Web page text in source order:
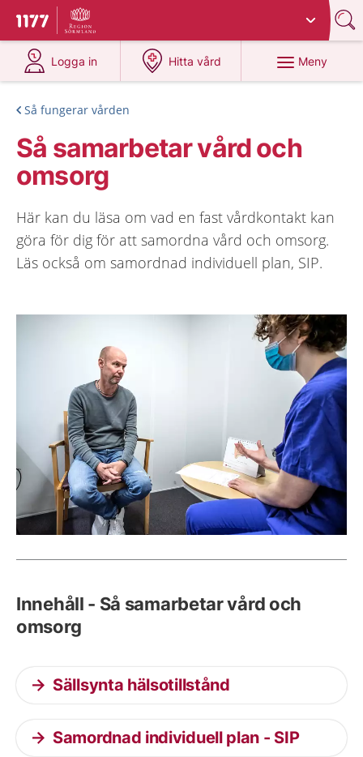
Till startsidan för 1177
Du har valt region
Logga in
på 1177.se
Hitta vård
på 1177.se
Meny
Så fungerar vården
Så samarbetar vård och
omsorg
Här kan du läsa om vad en fast vårdkontakt kan
göra för dig för att samordna vård och omsorg.
Läs också om samordnad individuell plan, SIP.
Innehåll - Så samarbetar vård och
omsorg
Sällsynta hälsotillstånd
Samordnad individuell plan - SIP